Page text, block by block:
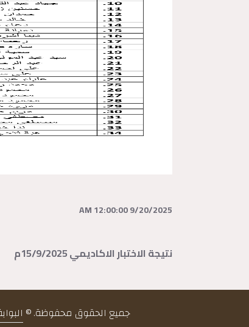
9/20/2025 12:00:00 AM
نتيجة الاختبار الاكاديمي 15/9/2025م
جميع الحقوق محفوظة. ©